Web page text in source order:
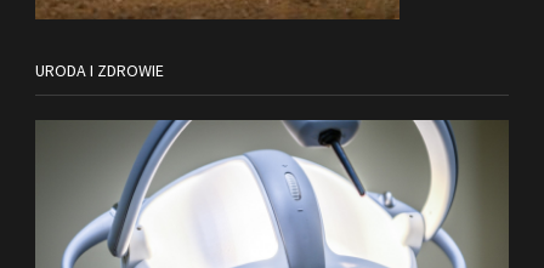
URODA I ZDROWIE